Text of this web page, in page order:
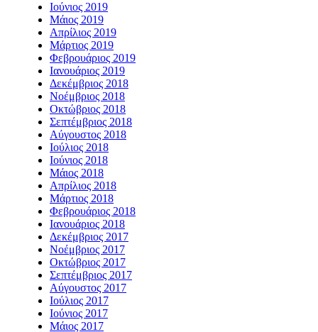
Ιούνιος 2019
Μάιος 2019
Απρίλιος 2019
Μάρτιος 2019
Φεβρουάριος 2019
Ιανουάριος 2019
Δεκέμβριος 2018
Νοέμβριος 2018
Οκτώβριος 2018
Σεπτέμβριος 2018
Αύγουστος 2018
Ιούλιος 2018
Ιούνιος 2018
Μάιος 2018
Απρίλιος 2018
Μάρτιος 2018
Φεβρουάριος 2018
Ιανουάριος 2018
Δεκέμβριος 2017
Νοέμβριος 2017
Οκτώβριος 2017
Σεπτέμβριος 2017
Αύγουστος 2017
Ιούλιος 2017
Ιούνιος 2017
Μάιος 2017